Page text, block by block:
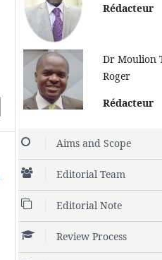
Rédacteur
Dr Moulion
Roger
Rédacteur
Aims and Scope
Editorial Team
Editorial Note
Review Process